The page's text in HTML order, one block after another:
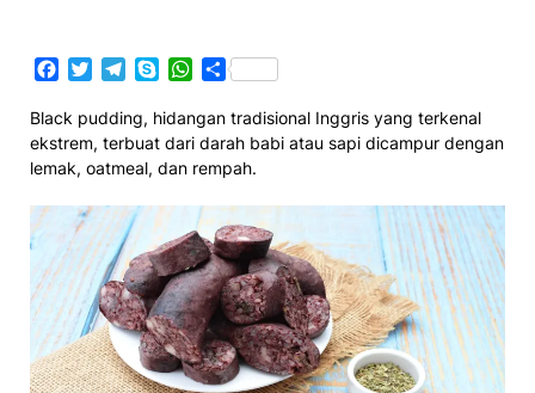
Facebook
TwitterTelegram
SkypeWhatsApp
Share
Black pudding, hidangan tradisional Inggris yang terkenal
ekstrem, terbuat dari darah babi atau sapi dicampur dengan
lemak, oatmeal, dan rempah.